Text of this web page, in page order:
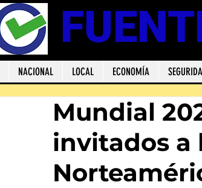
NACIONAL LOCAL ECONOMÍA
Mundial
invitados a